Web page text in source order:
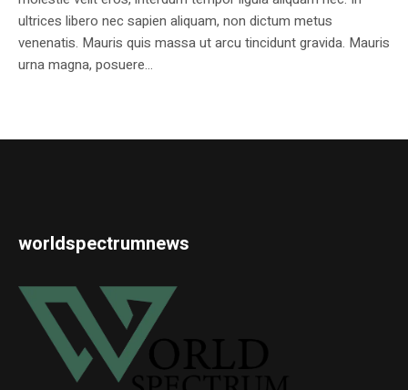
ultrices libero nec sapien aliquam, non dictum metus
venenatis. Mauris quis massa ut arcu tincidunt gravida. Mauris
urna magna, posuere...
worldspectrumnews